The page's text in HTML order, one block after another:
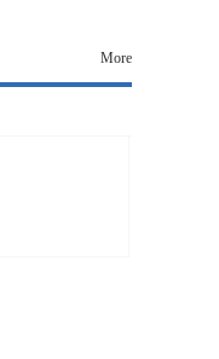
More